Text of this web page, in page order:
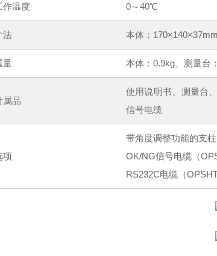
作温度 0～40℃
法 本体：
量 本体：0.9kg、测量台
属品
使用说明书、测量台
信号电缆
项
带角度调整功能的支柱
OK/NG信号电缆（
RS232C电缆（